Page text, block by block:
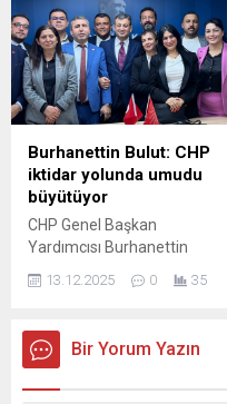
meydana geldi. İddiaya
göre, aralarında arazi
meselesi bulunan iki aile
arasında çıkan tartışma kısa
sürede silahlı kavgaya
dönüştü. Tarafların birbirine
ateş açtığı olayda, aynı
aileden Nuri...
Burhanettin Bulut: CHP
iktidar yolunda umudu
büyütüyor
CHP Genel Başkan
Yardımcısı Burhanettin
Başkanlığı’nda partililerle bir
ve iktidar hedefi vurgusu
yaptı. CHP Genel Başkan
13.12.2025 0 35
Bir Yorum Yazın